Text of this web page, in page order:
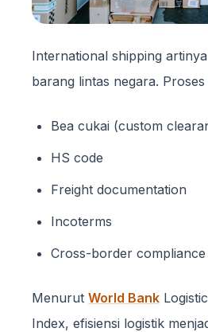
International shipping
barang lintas negara.
Bea cukai (custom
HS code
Freight documentation
Incoterms
Cross-border compliance
Menurut World Bank
Index, efisiensi logistik